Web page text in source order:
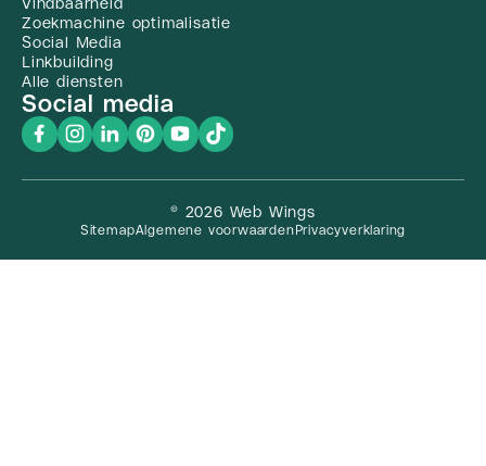
Zoekmachine optimalisatie
Social Media
Linkbuilding
Alle diensten
Social media
© 2026 Web Wings
SitemapAlgemene voorwaardenPrivacyverklaring